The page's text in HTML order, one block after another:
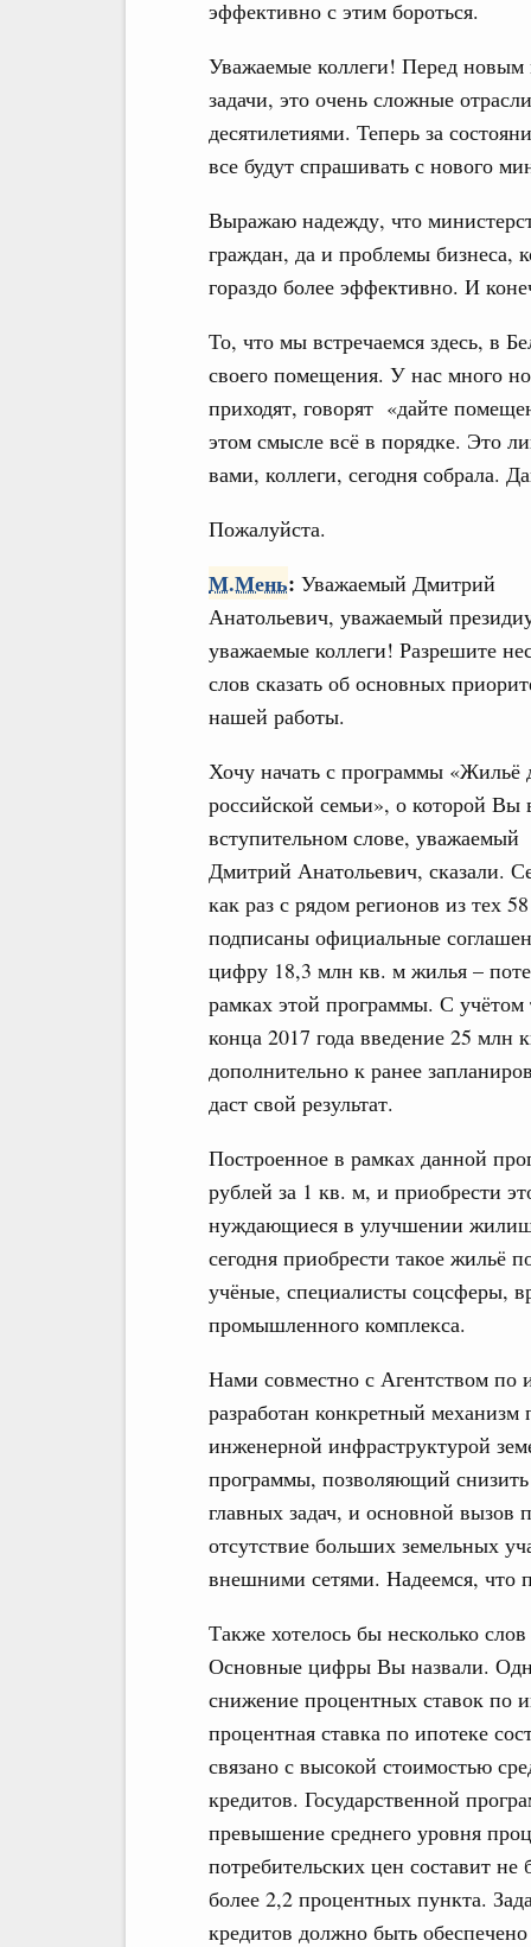
эффективно с этим бороться.
Уважаемые коллеги! Перед новым
задачи, это очень сложные
десятилетиями. Теперь за
все будут спрашивать с нового
Выражаю надежду, что
граждан, да и проблемы бизнеса,
гораздо более эффективно. И
То, что мы встречаемся здесь, в
своего помещения. У нас много
приходят, говорят «дайте
этом смысле всё в порядке. Это
вами, коллеги, сегодня собрала.
Пожалуйста.
М.Мень: Уважаемый Дмитрий
Анатольевич, уважаемый
уважаемые коллеги! Разрешите
слов сказать об основных
нашей работы.
Хочу начать с программы «Жильё
российской семьи», о которой Вы
вступительном слове, уважаемый
Дмитрий Анатольевич, сказали.
как раз с рядом регионов из тех
подписаны официальные
цифру 18,3 млн кв. м жилья –
рамках этой программы. С учётом
конца 2017 года введение 25 млн
дополнительно к ранее
даст свой результат.
Построенное в рамках данной
рублей за 1 кв. м, и приобрести
нуждающиеся в улучшении
сегодня приобрести такое
учёные, специалисты соцсферы,
промышленного комплекса.
Нами совместно с Агентством
разработан конкретный
инженерной инфраструктурой
программы, позволяющий
главных задач, и основной вызов
отсутствие больших земельных
внешними сетями. Надеемся, что
Также хотелось бы несколько
Основные цифры Вы назвали.
снижение процентных ставок по
процентная ставка по ипотеке
связано с высокой стоимостью
кредитов. Государственной
превышение среднего уровня
потребительских цен составит
более 2,2 процентных пункта.
кредитов должно быть